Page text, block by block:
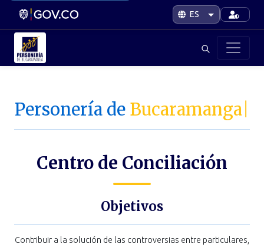
Personería de Bucaramanga
Centro de Conciliación
Objetivos
Contribuir a la solución de las controversias entre particulares,